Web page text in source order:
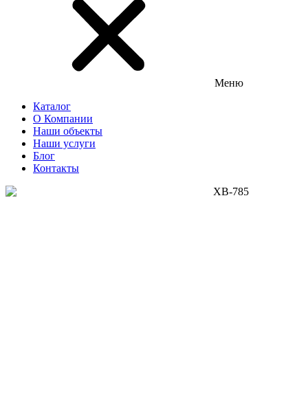
Меню
Каталог
О Компании
Наши объекты
Наши услуги
Блог
Контакты